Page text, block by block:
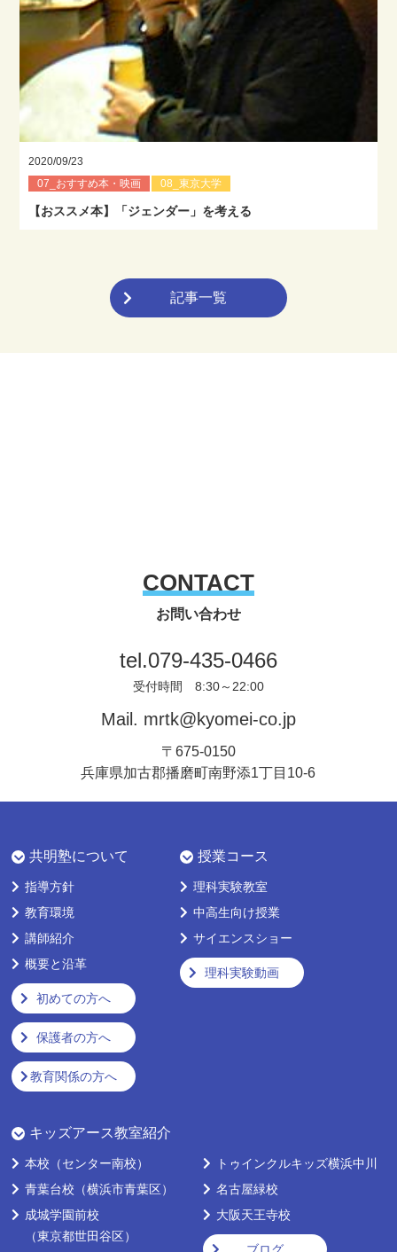
2020/09/23
07_おすすめ本・映画
08_東京大学
【おススメ本】「ジェンダー」を考える
記事一覧
CONTACT
お問い合わせ
tel.079-435-0466
受付時間 8:30～22:00
Mail. mrtk@kyomei-co.jp
〒675-0150
兵庫県加古郡播磨町南野添1丁目10-6
共明塾について
指導方針
教育環境
講師紹介
概要と沿革
初めての方へ
保護者の方へ
教育関係の方へ
授業コース
理科実験教室
中高生向け授業
サイエンスショー
理科実験動画
キッズアース教室紹介
本校 （センター南校）
青葉台校 （横浜市青葉区）
成城学園前校
（東京都世田谷区）
トゥインクルキッズ横浜中川
名古屋緑校
大阪天王寺校